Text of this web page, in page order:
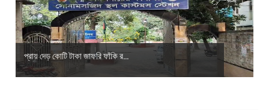
প্রায় দেড় কোটি টাকা জাফরি ফাঁকি র...